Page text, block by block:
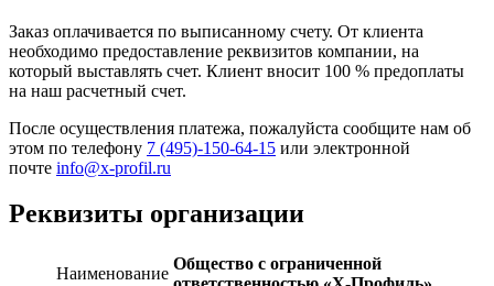
Заказ оплачивается по выписанному счету. От клиента
необходимо предоставление реквизитов компании, на
который выставлять счет. Клиент вносит 100 % предоплаты
на наш расчетный счет.
После осуществления платежа, пожалуйста сообщите нам об
этом по телефону 7 (495)-150-64-15 или электронной
почте info@x-profil.ru
Реквизиты организации
Наименование
Общество с ограниченной